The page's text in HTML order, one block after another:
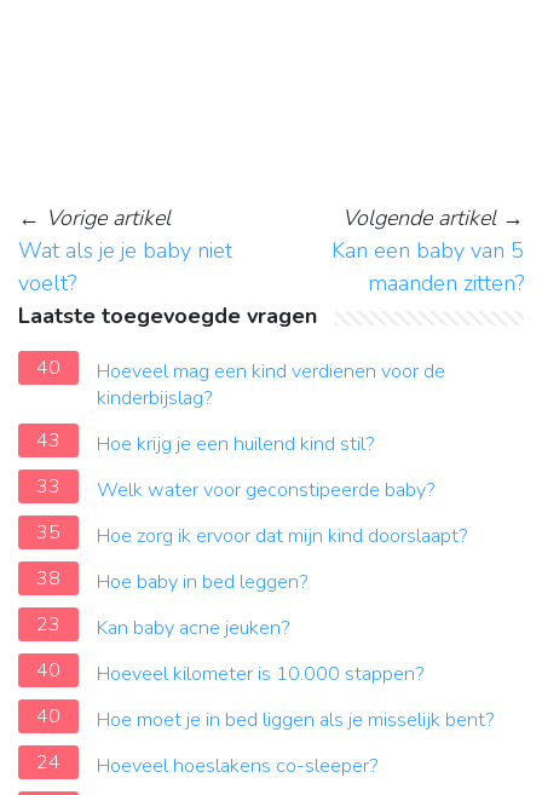
← Vorige artikel
Wat als je je baby niet
voelt?
Volgende artikel→
Kan een baby van 5
maanden zitten?
Laatste toegevoegde vragen
40
Hoeveel mag een kind verdienen voor de
kinderbijslag?
43
Hoe krijg je een huilend kind stil?
33
Welk water voor geconstipeerde baby?
35
Hoe zorg ik ervoor dat mijn kind doorslaapt?
38
Hoe baby in bed leggen?
23
Kan baby acne jeuken?
40
Hoeveel kilometer is 10.000 stappen?
40
Hoe moet je in bed liggen als je misselijk bent?
24
Hoeveel hoeslakens co-sleeper?